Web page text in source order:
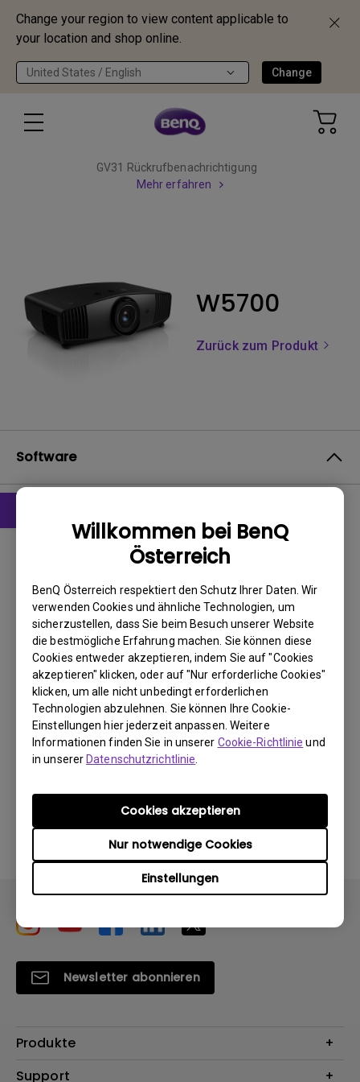
Change your region to view content applicable to
your location and shop online.
United States / English Change
Willkommen bei BenQ
Österreich
BenQ Österreich respektiert den Schutz Ihrer Daten. Wir
verwenden Cookies und ähnliche Technologien, um
sicherzustellen, dass Sie beim Besuch unserer Website
die bestmögliche Erfahrung machen. Sie können diese
Cookies entweder akzeptieren, indem Sie auf "Cookies
akzeptieren" klicken, oder auf "Nur erforderliche Cookies"
klicken, um alle nicht unbedingt erforderlichen
Technologien abzulehnen. Sie können Ihre Cookie-
Einstellungen hier jederzeit anpassen. Weitere
Informationen finden Sie in unserer Cookie-Richtlinie und
in unsererDatenschutzrichtlinie
Einstellungen
Nur notwendige Cookies
Cookies akzeptieren
GV31 Rückrufbenachrichtigung
Mehr erfahren
W5700
Zurück zum Produkt
Software
Firmware & Notice
BS:Others|Windows
OS Version:
Version:
v1.0.3
Update: 2021/01/12
Dateigröße: 408.9 MB
Herunterladen
Durch die Nutzung eines der oben genannten
Softwareprogramme erklären Sie sich mit unseren
Bedingungen derEndbenutzer-Lizenzvereinbarungen
Newsletter abonnieren
Produkte
Beamer
Support